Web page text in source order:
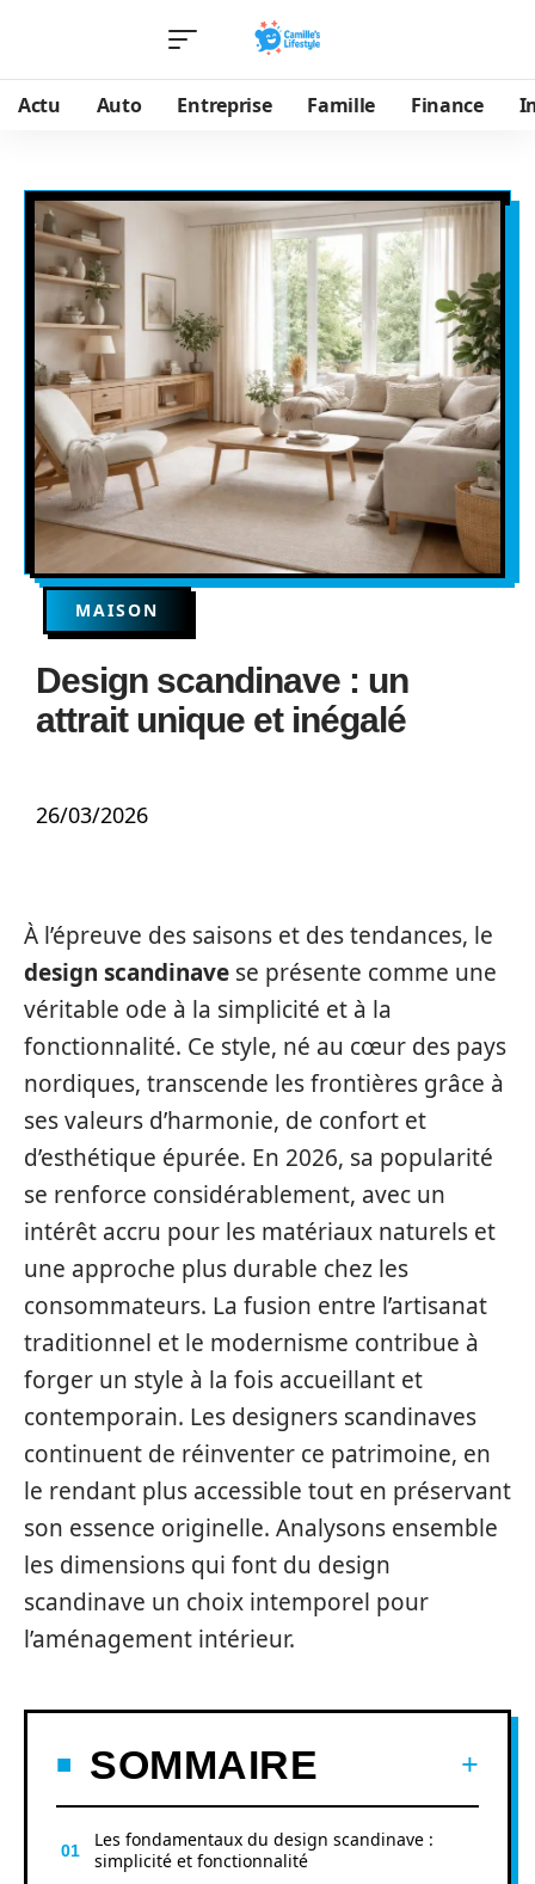
Actu Auto Entreprise Famille Finance
MAISON
Design scandinave : un
attrait unique et inégalé
26/03/2026
À l’épreuve des saisons et des tendances, le
design scandinave se présente comme une
véritable ode à la simplicité et à la
fonctionnalité. Ce style, né au cœur des pays
nordiques, transcende les frontières grâce à
ses valeurs d’harmonie, de confort et
d’esthétique épurée. En 2026, sa popularité
se renforce considérablement, avec un
intérêt accru pour les matériaux naturels et
une approche plus durable chez les
consommateurs. La fusion entre l’artisanat
traditionnel et le modernisme contribue à
forger un style à la fois accueillant et
contemporain. Les designers scandinaves
continuent de réinventer ce patrimoine, en
le rendant plus accessible tout en préservant
son essence originelle. Analysons ensemble
les dimensions qui font du design
scandinave un choix intemporel pour
l’aménagement intérieur.
SOMMAIRE
Les fondamentaux du design scandinave :
simplicité et fonctionnalité